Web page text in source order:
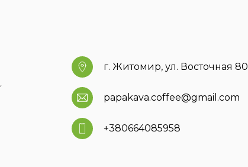
г. Житомир, ул. Восточная 80
papakava.coffee@gmail.com
+380664085958